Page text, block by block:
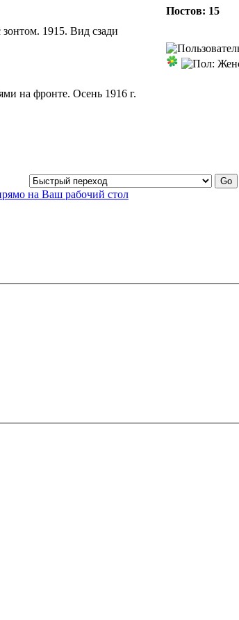
1915. Вид сзади
на фронте. Осень 1916 г.
Постов: 15